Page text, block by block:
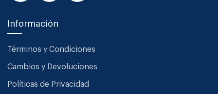
Información
Términos y Condiciones
Cambios y Devoluciones
Políticas de Privacidad